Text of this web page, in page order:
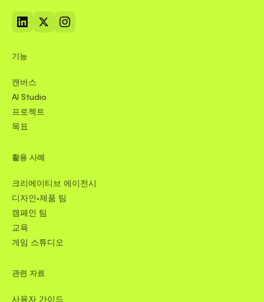
기능
캔버스
AI Studio
프로젝트
목표
활용 사례
크리에이티브 에이전시
디자인·제품 팀
캠페인 팀
교육
게임 스튜디오
관련 자료
사용자 가이드